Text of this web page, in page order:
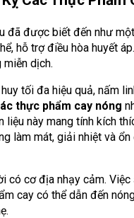
đã được biết đến như
hỗ trợ điều hòa huyết
dịch.
tối đa hiệu quả, nấm
thực phẩm cay nóng
liệu này mang tính kích
làm mát, giải nhiệt và
có cơ địa nhạy cảm. Việc
cay có thể dẫn đến